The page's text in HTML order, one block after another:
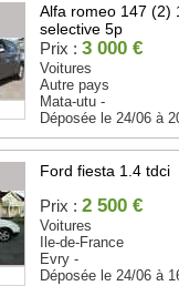
Alfa romeo 147 (2)
selective 5p
Prix : 3 000 €
Voitures
Autre pays
Mata-utu -
Déposée le 24/06 à
Ford fiesta 1.4 tdci
Prix : 2 500 €
Voitures
Ile-de-France
Evry -
Déposée le 24/06 à